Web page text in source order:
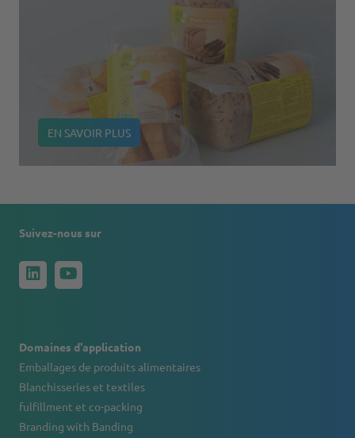
EN SAVOIR PLUS
Suivez-nous sur
Domaines d'application
Emballages de produits alimentaires
Blanchisseries et textiles
fulfillment et co-packing
Branding with Banding